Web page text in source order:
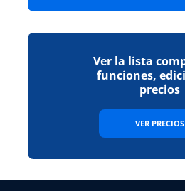
Ver la lista
funciones,
precios
VER PRECIOS